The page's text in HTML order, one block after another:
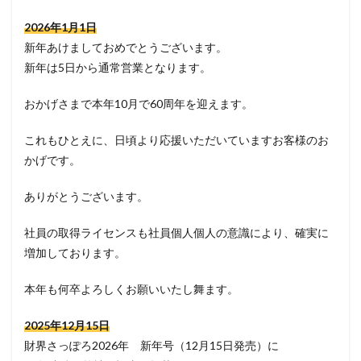
2026年1月1日
新年あけましておめでとうございます。
新年は5日から通常営業となります。
おかげさまで本年10月で60周年を迎えます。
これもひとえに、日頃より応援いただいていますお客様のお
かげです。
ありがとうございます。
社員の取得ライセンスも社員個人個人の意識により、確実に
増加しております。
本年も何卒よろしくお願いいたし舞ます。
2025年12月15日
財界さっぽろ2026年 新年号（12月15日発売）に